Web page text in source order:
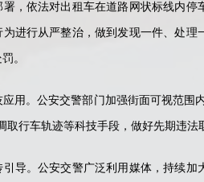
，依法对出租车在道路网状标线内停
进行从严整治，做到发现一件、处
。
。公安交警部门加强街面可视范围
取行车轨迹等科技手段，做好先期违法
。公安交警广泛利用媒体，持续加